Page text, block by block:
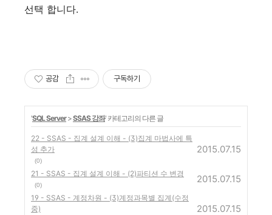
선택 합니다.
공감 구독하기
'SQL Server>SSAS 강좌' 카테고리의 다른 글
22 - SSAS - 집계 설계 이해 - (3)집계 마법사에 특
성 추가
(0)
2015.07.15
21 - SSAS - 집계 설계 이해 - (2)파티션 수 변경
(0)
2015.07.15
19 - SSAS - 계정차원 - (3)계정과목별 집계(수정
중)
2015.07.15